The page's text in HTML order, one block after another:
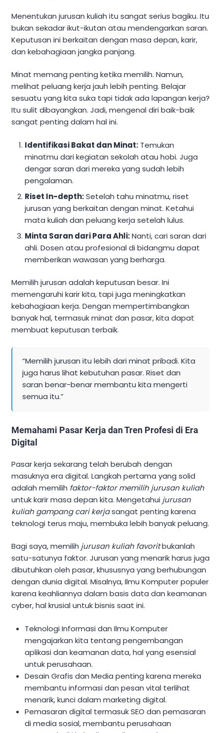
Menentukan jurusan kuliah itu sangat serius bagiku. Itu
bukan sekadar ikut-ikutan atau mendengarkan saran.
Keputusan ini berkaitan dengan masa depan, karir,
dan kebahagiaan jangka panjang.
Minat memang penting ketika memilih. Namun,
melihat peluang kerja jauh lebih penting. Belajar
sesuatu yang kita suka tapi tidak ada lapangan kerja?
Itu sulit dibayangkan. Jadi, mengenal diri baik-baik
sangat penting dalam hal ini.
Identifikasi Bakat dan Minat: Temukan
minatmu dari kegiatan sekolah atau hobi. Juga
dengar saran dari mereka yang sudah lebih
pengalaman.
Riset In-depth:Setelah tahu minatmu, riset
jurusan yang berkaitan dengan minat. Ketahui
mata kuliah dan peluang kerja setelah lulus.
Minta Saran dari Para Ahli:Nanti, cari saran dari
ahli. Dosen atau profesional di bidangmu dapat
memberikan wawasan yang berharga.
Memilih jurusan adalah keputusan besar. Ini
memengaruhi karir kita, tapi juga meningkatkan
kebahagiaan kerja. Dengan mempertimbangkan
banyak hal, termasuk minat dan pasar, kita dapat
membuat keputusan terbaik.
“Memilih jurusan itu lebih dari minat pribadi. Kita
juga harus lihat kebutuhan pasar. Riset dan
saran benar-benar membantu kita mengerti
semua itu.”
Memahami Pasar Kerja dan Tren Profesi di Era
Digital
Pasar kerja sekarang telah berubah dengan
masuknya era digital. Langkah pertama yang solid
adalah memilih faktor-faktor memilih jurusan kuliah
untuk karir masa depan kita. Mengetahui jurusan
kuliah gampang cari kerjasangat penting karena
teknologi terus maju, membuka lebih banyak peluang.
Bagi saya, memilih jurusan kuliah favoritbukanlah
satu-satunya faktor. Jurusan yang menarik harus juga
dibutuhkan oleh pasar, khususnya yang berhubungan
dengan dunia digital. Misalnya, Ilmu Komputer populer
karena keahliannya dalam basis data dan keamanan
cyber, hal krusial untuk bisnis saat ini.
Teknologi Informasi dan Ilmu Komputer
mengajarkan kita tentang pengembangan
aplikasi dan keamanan data, hal yang esensial
untuk perusahaan.
Desain Grafis dan Media penting karena mereka
membantu informasi dan pesan vital terlihat
menarik, kunci dalam marketing digital.
Pemasaran digital termasuk SEO dan pemasaran
di media sosial, membantu perusahaan